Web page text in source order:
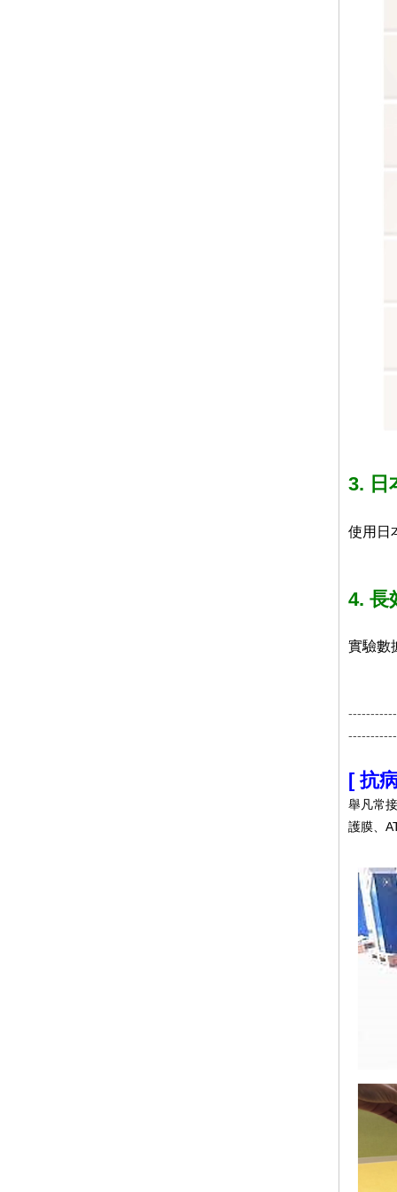
3. 日
使用日
4. 長
實驗數
[ 抗
舉凡常
護膜、